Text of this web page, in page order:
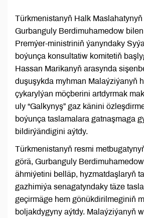
Türkmenistanyň Halk
Gurbanguly Berdimuhamedow
Premýer-ministriniň ýanyndaky
boýunça konsultatiw komitetiň
Hassan Marikanyň arasynda
duşuşykda myhman Malaýziýanyň
çykarylýan möçberini artdyrmak
uly “Galkynyş” gaz känini
boýunça taslamalara gatnaşmaga
bildirýändigini aýtdy.
Türkmenistanyň resmi
görä, Gurbanguly
ähmiýetini belläp, hyzmatdaşlaryň
gazhimiýa senagatyndaky täze
geçirmäge hem gönükdirilmeginiň
boljakdygyny aýtdy. Malaýziýanyň